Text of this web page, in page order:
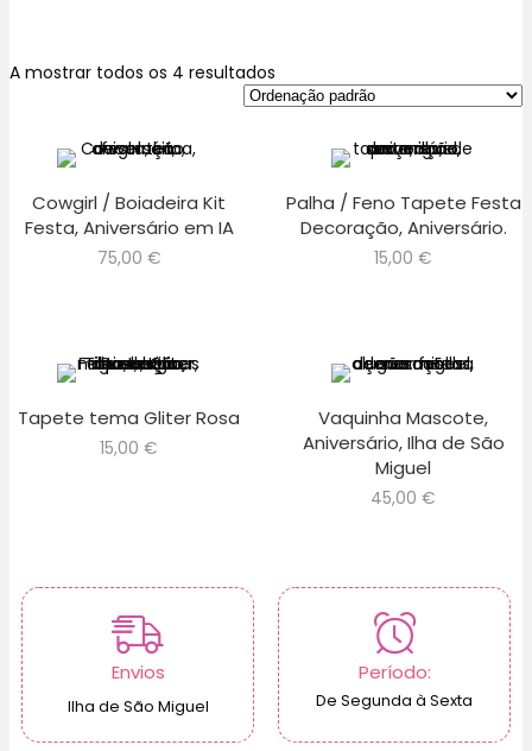
A mostrar todos os 4 resultados
Cowgirl / Boiadeira Kit
Festa, Aniversário em IA
75,00 €
Palha / Feno Tapete Festa
Decoração, Aniversário.
15,00 €
Tapete tema Gliter Rosa
15,00 €
Vaquinha Mascote,
Aniversário, Ilha de São
Miguel
45,00 €
Envios
Ilha de São Miguel
Período:
De Segunda à Sexta